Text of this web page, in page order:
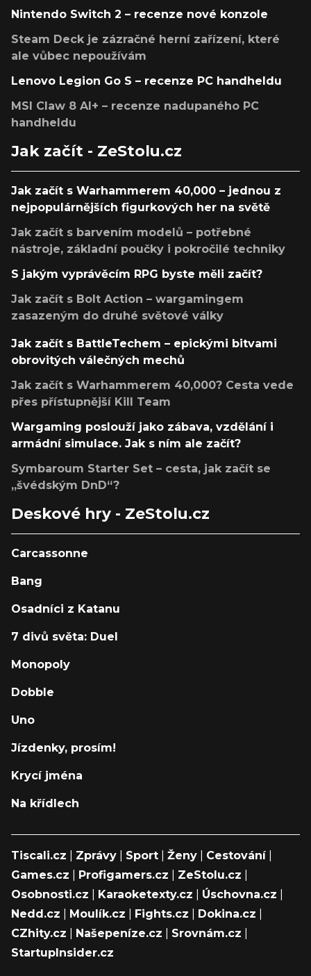
Nintendo Switch 2 – recenze nové konzole
Steam Deck je zázračné herní zařízení, které
ale vůbec nepoužívám
Lenovo Legion Go S – recenze PC handheldu
MSI Claw 8 AI+ – recenze nadupaného PC
handheldu
Jak začít - ZeStolu.cz
Jak začít s Warhammerem 40,000 – jednou z
nejpopulárnějších figurkových her na světě
Jak začít s barvením modelů – potřebné
nástroje, základní poučky i pokročilé techniky
S jakým vyprávěcím RPG byste měli začít?
Jak začít s Bolt Action – wargamingem
zasazeným do druhé světové války
Jak začít s BattleTechem – epickými bitvami
obrovitých válečných mechů
Jak začít s Warhammerem 40,000? Cesta vede
přes přístupnější Kill Team
Wargaming poslouží jako zábava, vzdělání i
armádní simulace. Jak s ním ale začít?
Symbaroum Starter Set – cesta, jak začít se
„švédským DnD“?
Deskové hry - ZeStolu.cz
Carcassonne
Bang
Osadníci z Katanu
7 divů světa: Duel
Monopoly
Dobble
Uno
Jízdenky, prosím!
Krycí jména
Na křídlech
Tiscali.cz Zprávy Sport Ženy Cestování|
Games.cz
Profigamers.cz ZeStolu.cz
Osobnosti.cz
Karaoketexty.cz Úschovna.cz
Nedd.cz
Moulík.cz Fights.cz Dokina.cz
CZhity.cz
Našepeníze.cz Srovnám.cz
StartupInsider.cz